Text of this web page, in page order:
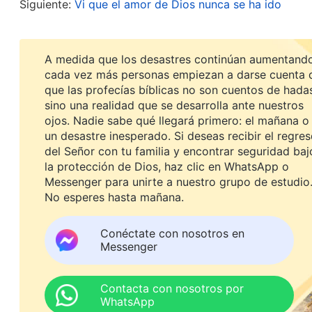
refinación ni Su desposeimiento. Ni una sola
Dios, Su desposeimiento ni Sus maldiciones.
y Dios? (Anormal).¿Por qué respondes que es
es que la gente no tiene la verdad. Y se debe a
figuraciones, malinterpreta constantemente a
buscando la verdad; esto hace que lo más
solo cree en Dios para que la bendiga. Solo
persigue la verdad. Esto es muy peligroso. En
nociones, inmediatamente empieza a tener
y hasta puede llegar al punto de traicionarlo.
senda recorre realmente la mayoría de la
durante varios años y pueden decir algunas
Siguiente: Vi que el amor de Dios nunca se ha ido
A medida que los desastres continúan
cada vez más personas empiezan a darse cuenta
que las profecías bíblicas no son cuentos de
sino una realidad que se desarrolla ante nuestros
ojos. Nadie sabe qué llegará primero: el mañana o
un desastre inesperado. Si deseas recibir el
del Señor con tu familia y encontrar seguridad
la protección de Dios, haz clic en WhatsApp o
Messenger para unirte a nuestro grupo de estudio.
No esperes hasta mañana.
Conéctate con nosotros en
Messenger
Contacta con nosotros por
WhatsApp